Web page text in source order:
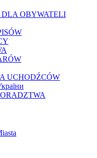
OBYWATELI
UCHODŹCÓW